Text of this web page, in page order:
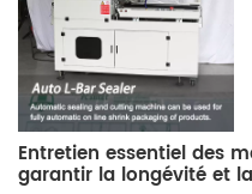
Entretien essentiel des
garantir la longévité et